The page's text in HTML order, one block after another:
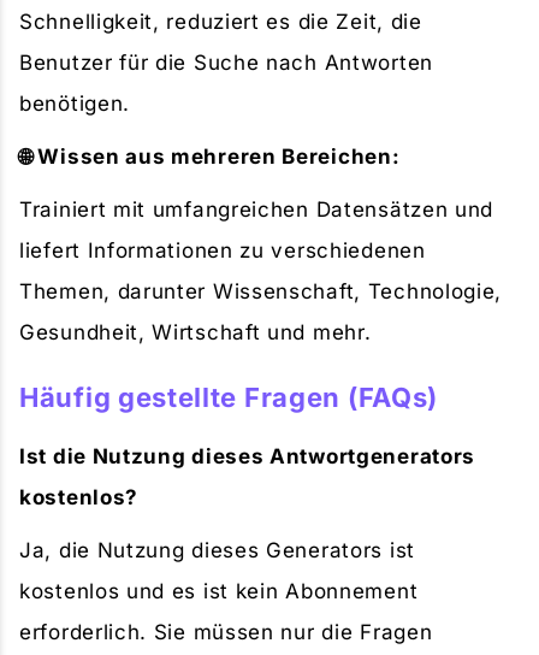
Schnelligkeit, reduziert es die Zeit, die
Benutzer für die Suche nach Antworten
benötigen.
🌐 Wissen aus mehreren Bereichen:
Trainiert mit umfangreichen Datensätzen und
liefert Informationen zu verschiedenen
Themen, darunter Wissenschaft, Technologie,
Gesundheit, Wirtschaft und mehr.
Häufig gestellte Fragen (FAQs)
Ist die Nutzung dieses Antwortgenerators
kostenlos?
Ja, die Nutzung dieses Generators ist
kostenlos und es ist kein Abonnement
erforderlich. Sie müssen nur die Fragen